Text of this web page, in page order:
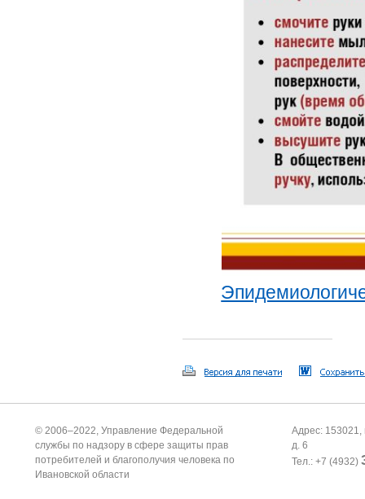
© 2006–2022, Управление Федеральной
службы по надзору в сфере защиты прав
потребителей и благополучия человека по
Ивановской области
Адрес: 153021,
д. 6
Тел.: +7 (4932)